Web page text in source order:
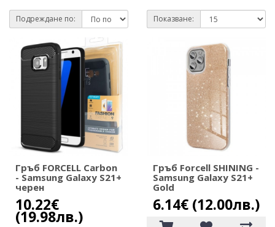
Подреждане по: Показване:
Гръб FORCELL Carbon
- Samsung Galaxy S21+
черен
10.22€
(19.98лв.)
Гръб Forcell SHINING -
Samsung Galaxy S21+
Gold
6.14€ (12.00лв.)